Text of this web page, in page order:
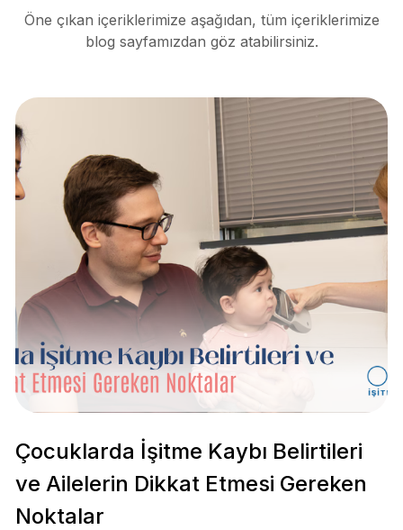
Öne çıkan içeriklerimize aşağıdan, tüm içeriklerimize
blog sayfamızdan göz atabilirsiniz.
Çocuklarda İşitme Kaybı Belirtileri
ve Ailelerin Dikkat Etmesi Gereken
Noktalar